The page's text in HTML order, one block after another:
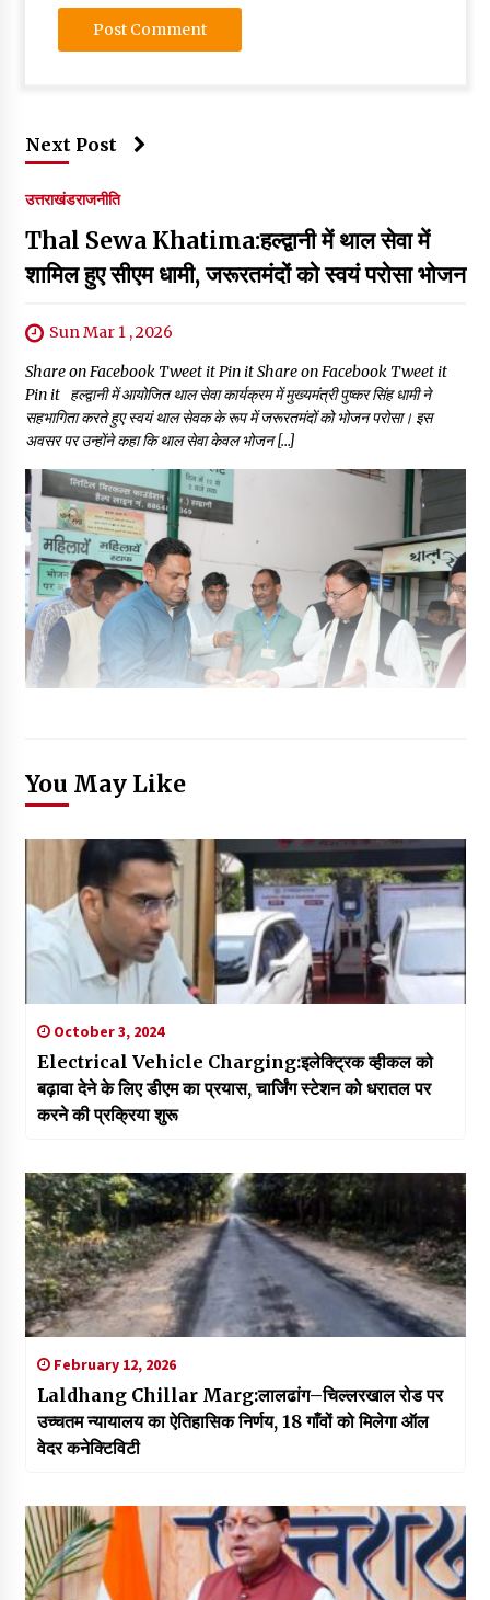
Next Post
उत्तराखंडराजनीति
Thal Sewa Khatima:हल्द्वानी में थाल सेवा में
शामिल हुए सीएम धामी, जरूरतमंदों को स्वयं परोसा भोजन
Sun Mar 1 , 2026
Share on Facebook Tweet it Pin it Share on Facebook Tweet it
Pin it हल्द्वानी में आयोजित थाल सेवा कार्यक्रम में मुख्यमंत्री पुष्कर सिंह धामी ने
सहभागिता करते हुए स्वयं थाल सेवक के रूप में जरूरतमंदों को भोजन परोसा। इस
अवसर पर उन्होंने कहा कि थाल सेवा केवल भोजन […]
You May Like
October 3, 2024
Electrical Vehicle Charging:इलेक्ट्रिक व्हीकल को
बढ़ावा देने के लिए डीएम का प्रयास, चार्जिंग स्टेशन को धरातल पर
करने की प्रक्रिया शुरू
February 12, 2026
Laldhang Chillar Marg:लालढांग–चिल्लरखाल रोड पर
उच्चतम न्यायालय का ऐतिहासिक निर्णय, 18 गाँवों को मिलेगा ऑल
वेदर कनेक्टिविटी